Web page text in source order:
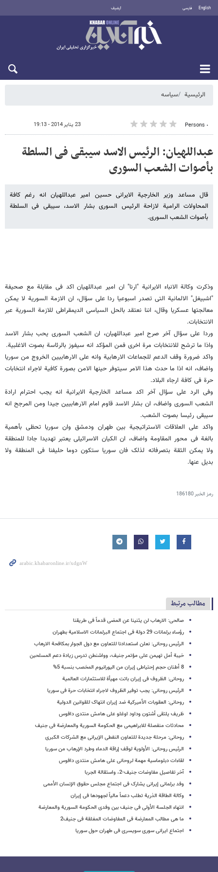
English فارسی أرشيف
الرئيسية سیاسه
٠ Persons 23 يناير 2014 - 19:13
عبداللهیان: الرئیس الاسد سیبقی فی السلطة
بأصوات الشعب السوری
قال مساعد وزیر الخارجیة الایرانی حسین امیر عبداللهیان انه رغم کافة
المحاولات الرامیة لازاحة الرئیس السوری بشار الاسد، سیبقى فی السلطة
بأصوات الشعب السوری.
وذکرت وکالة الانباء الایرانیة "ارنا" ان امیر عبداللهیان اکد فی مقابلة مع صحیفة
"اشبیغل" الالمانیة التی تصدر اسبوعیا ردا على سؤال، ان الازمة السوریة لا یمکن
معالجتها عسکریا وقال، اننا نعتقد بالحل السیاسی الدیمقراطی للازمة السوریة عبر
الانتخابات.
وردا على سؤال آخر صرح امیر عبداللهیان، ان الشعب السوری یحب بشار الاسد
واذا ما ترشح للانتخابات مرة اخرى فمن المؤکد انه سیفوز بالرئاسة بصوت الاغلبیة.
واکد ضرورة وقف الدعم للجماعات الارهابیة وانه على الارهابیین الخروج من سوریا
واضاف، انه اذا ما حدث هذا الامر سیتوفر حینها الامن بصورة کافیة لاجراء انتخابات
حرة فی کافة ارجاء البلاد.
وفی الرد على سؤال آخر اکد مساعد الخارجیة الایرانیة انه یجب احترام ارادة
الشعب السوری واضاف، ان بشار الاسد قاوم امام الارهابیین جیدا ومن المرجح انه
سیبقى رئیسا بصوت الشعب.
واکد على العلاقات الاستراتیجیة بین طهران ودمشق وان سوریا تحظى بأهمیة
بالغة فی محور المقاومة واضاف، ان الکیان الاسرائیلی یعتبر تهدیدا جادا للمنطقة
ولا یمکن الثقة بتصرفاته لذلک فان سوریا ستکون دوما حلیفنا فی المنطقة ولا
بدیل عنها.
رمز الخبر186180
مطالب مرتبط
صالحی: الارهاب لن یثنینا عن المضی قدماً فی طریقنا
رؤساء برلمانات 29 دولة فی اجتماع البرلمانات الاسلامیة بطهران
الرئیس روحانی: نعلن استعدادنا للتعاون مع دول الجوار بمکافحة الارهاب
خیبة أمل تهیمن على مؤتمر جنیف، وواشنطن تدرس زیادة دعم المسلحین
8 أطنان حجم إحتیاطی إیران من الیورانیوم المخصب بنسبة 5%
روحانی: الظروف فی إیران باتت مهیأة للاستثمارات العالمیة
الرئیس روحانی: یجب توفیر الظروف لاجراء انتخابات حرة فی سوریا
روحانی:‌ العقوبات الأمیرکیة ضد إیران انتهاک للقوانین الدولیة
ظریف یلتقی أشتون وداود اوغلو علی هامش منتدی دافوس
محادثات منفصلة للابراهیمی مع الحکومة السوریة والمعارضة فی جنیف
روحانی: مرحلة جدیدة للتعاون النفطی الإیرانی مع الشرکات الکبری
الرئیس روحانی: الأولویة لوقف إراقة الدماء وطرد الإرهاب من سوریا
لقاءات دبلوماسیة مهمة لروحانی علی هامش منتدی دافوس
آخر تفاصیل مفاوضات جنیف-2، واستقالة الجربا
وفد برلمانی إیرانی یشارک فی اجتماع مجلس حقوق الإنسان الأممی
وکالة الطاقة الذریة تطلب دعماً مالیاً لجهودها فی إیران
انتهاء الجلسة الأولى فی جنیف بین وفدی الحکومة السوریة والمعارضة
ما هی مطالب المعارضة فی المفاوضات المغلقة فی جنیف2
اجتماع ایرانی سوری سویسری فی طهران حول سوریا